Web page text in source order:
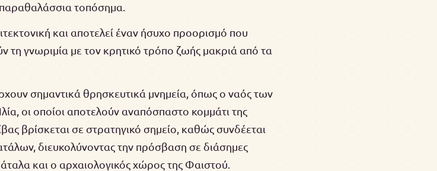
τοπόσημα.
και αποτελεί έναν ήσυχο προορισμό που
τη γνωριμία με τον κρητικό τρόπο ζωής μακριά από τα
σημαντικά θρησκευτικά μνημεία, όπως ο ναός των
οι οποίοι αποτελούν αναπόσπαστο κομμάτι της
βρίσκεται σε στρατηγικό σημείο, καθώς συνδέεται
διευκολύνοντας την πρόσβαση σε διάσημες
και ο αρχαιολογικός χώρος της Φαιστού.